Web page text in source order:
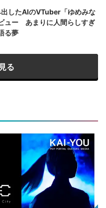
したAIのVTuber「ゆめみな
ュー あまりに人間らしすぎ
る夢
る